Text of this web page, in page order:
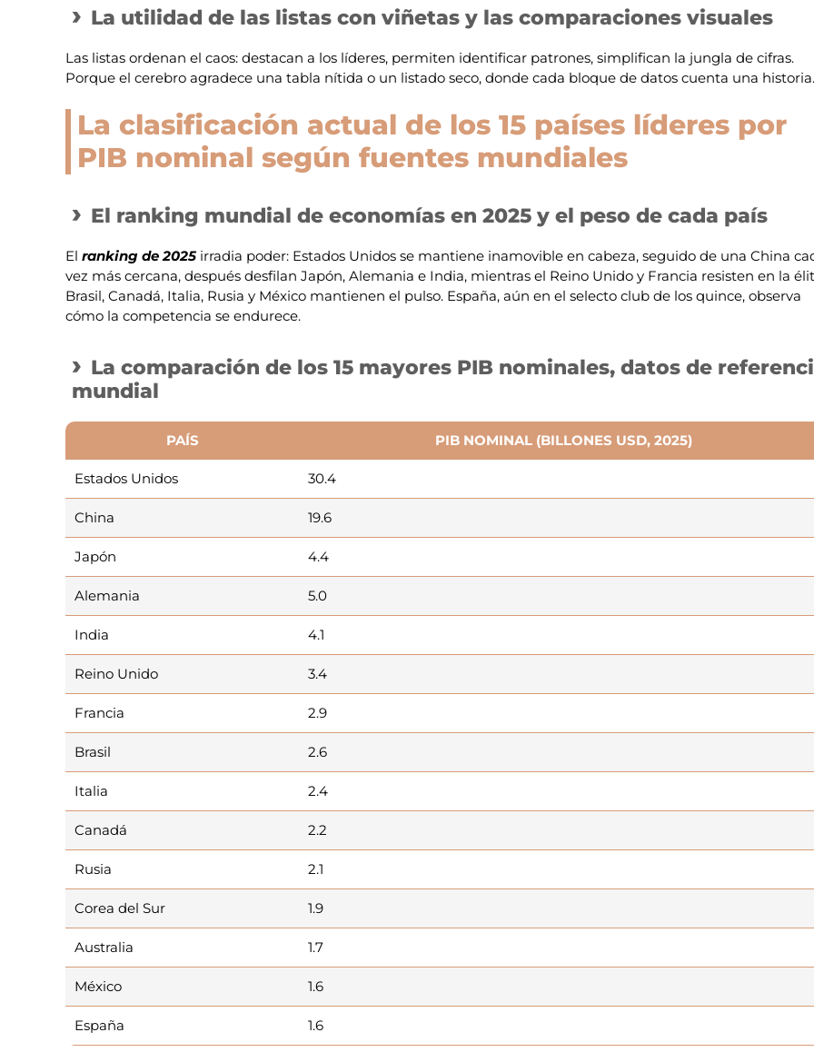
La utilidad de las listas con viñetas y las comparaciones visuales
Las listas ordenan el caos: destacan a los líderes, permiten identificar patrones, simplifican la jungla de cifras.
Porque el cerebro agradece una tabla nítida o un listado seco, donde cada bloque de datos cuenta una historia.
La clasificación actual de los 15 países líderes por
PIB nominal según fuentes mundiales
El ranking mundial de economías en 2025 y el peso de cada país
El ranking de 2025 irradia poder: Estados Unidos se mantiene inamovible en cabeza, seguido de una China
vez más cercana, después desfilan Japón, Alemania e India, mientras el Reino Unido y Francia resisten en la
Brasil, Canadá, Italia, Rusia y México mantienen el pulso. España, aún en el selecto club de los quince, observa
cómo la competencia se endurece.
La comparación de los 15 mayores PIB nominales, datos de
mundial
PAÍS PIB NOMINAL (BILLONES USD, 2025)
Estados Unidos 30.4
China 19.6
Japón 4.4
Alemania 5.0
India 4.1
Reino Unido 3.4
Francia 2.9
Brasil 2.6
Italia 2.4
Canadá 2.2
Rusia 2.1
Corea del Sur 1.9
Australia 1.7
México 1.6
España 1.6